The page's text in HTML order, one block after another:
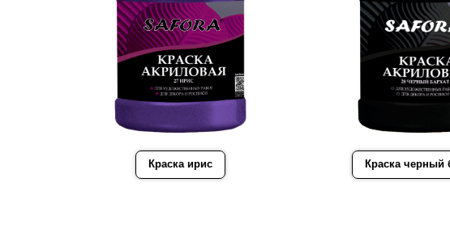
Краска ирис Краска черный